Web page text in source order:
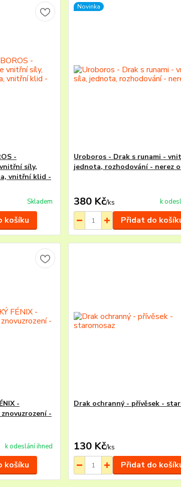
-
síly,
vnitřní klid -
Skladem
košíku
Novinka
Uroboros - Drak s runami -
jednota, rozhodování - nerez
380 Kč/ks k
Přidat do
-
-
k odeslání ihned
košíku
Drak ochranný - přívěsek -
130 Kč/ks
Přidat do